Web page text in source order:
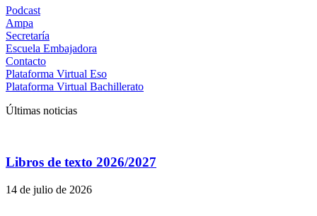
Podcast
Ampa
Secretaría
Escuela Embajadora
Contacto
Plataforma Virtual Eso
Plataforma Virtual Bachillerato
Últimas noticias
Libros de texto 2026/2027
14 de julio de 2026